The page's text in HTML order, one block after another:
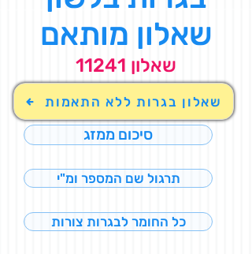
שאלון מותאם
שאלון 11241
שאלון בגרות ללא התאמות
סיכום ממזג
תרגול שם המספר ומ"י
כל החומר לבגרות צורות